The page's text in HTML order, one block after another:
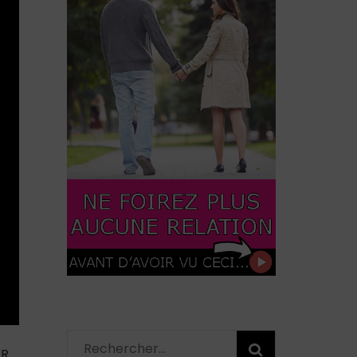
Rechercher :